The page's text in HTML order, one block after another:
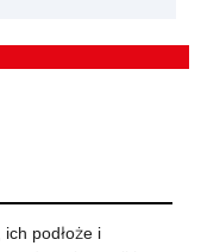
podłoże i